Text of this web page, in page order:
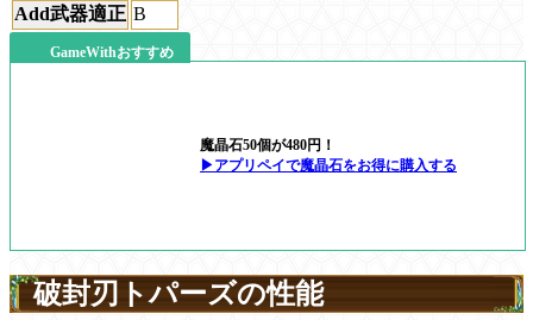
Add武器適正 B
GameWithおすすめ
魔晶石50個が480円！
▶アプリペイで魔晶石をお得に購入する
破封刃トパーズの性能